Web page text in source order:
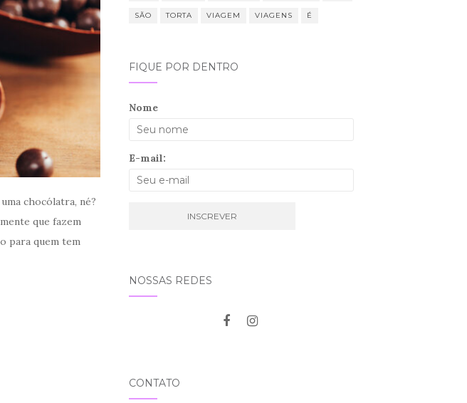
chocólatra, né?
que fazem
para quem tem
SÃO TORTA VIAGEM VIAGENS É
FIQUE POR DENTRO
Nome
E-mail:
NOSSAS REDES
CONTATO